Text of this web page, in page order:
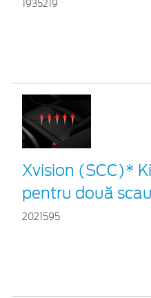
1935219
Xvision (SCC)*
pentru două
2021595